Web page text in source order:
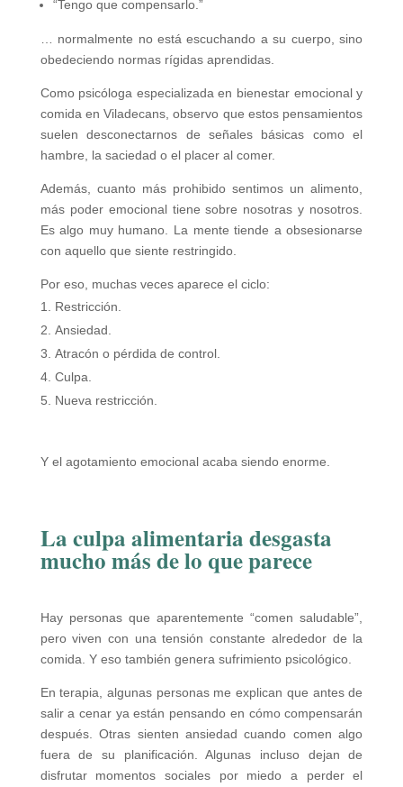
“Tengo que compensarlo.”
… normalmente no está escuchando a su cuerpo, sino
obedeciendo normas rígidas aprendidas.
Como psicóloga especializada en bienestar emocional y
comida en Viladecans, observo que estos pensamientos
suelen desconectarnos de señales básicas como el
hambre, la saciedad o el placer al comer.
Además, cuanto más prohibido sentimos un alimento,
más poder emocional tiene sobre nosotras y nosotros.
Es algo muy humano. La mente tiende a obsesionarse
con aquello que siente restringido.
Por eso, muchas veces aparece el ciclo:
Restricción.
Ansiedad.
Atracón o pérdida de control.
Culpa.
Nueva restricción.
Y el agotamiento emocional acaba siendo enorme.
La culpa alimentaria desgasta
mucho más de lo que parece
Hay personas que aparentemente “comen saludable”,
pero viven con una tensión constante alrededor de la
comida. Y eso también genera sufrimiento psicológico.
En terapia, algunas personas me explican que antes de
salir a cenar ya están pensando en cómo compensarán
después. Otras sienten ansiedad cuando comen algo
fuera de su planificación. Algunas incluso dejan de
disfrutar momentos sociales por miedo a perder el